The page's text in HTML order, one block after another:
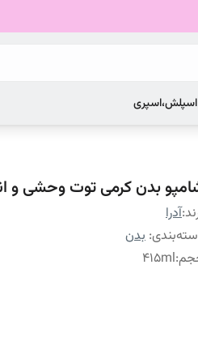
اسپلش،اسپری
بدن کرمی توت وحشی و
آدرا
: بدن
:
415ml